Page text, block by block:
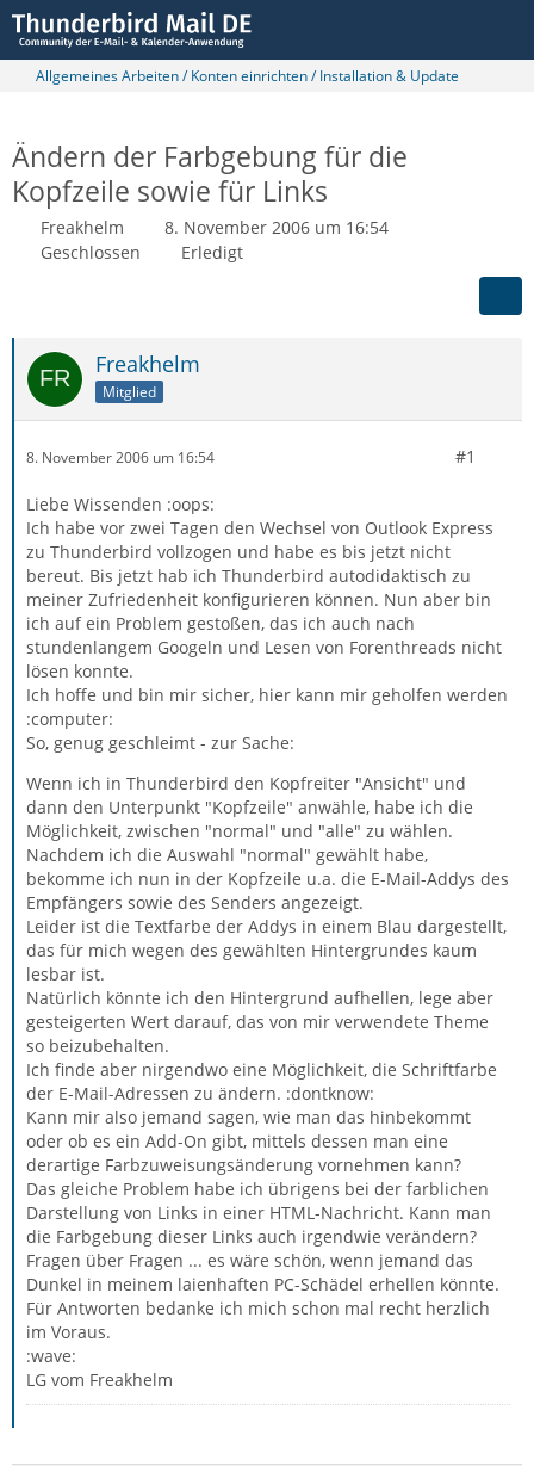
Allgemeines Arbeiten / Konten einrichten / Installation & Update
Ändern der Farbgebung für die
Kopfzeile sowie für Links
Freakhelm
8. November 2006 um 16:54
Geschlossen
Erledigt
Freakhelm
Mitglied
8. November 2006 um 16:54 #1
Liebe Wissenden :oops:
Ich habe vor zwei Tagen den Wechsel von Outlook Express
zu Thunderbird vollzogen und habe es bis jetzt nicht
bereut. Bis jetzt hab ich Thunderbird autodidaktisch zu
meiner Zufriedenheit konfigurieren können. Nun aber bin
ich auf ein Problem gestoßen, das ich auch nach
stundenlangem Googeln und Lesen von Forenthreads nicht
lösen konnte.
Ich hoffe und bin mir sicher, hier kann mir geholfen werden
:computer:
So, genug geschleimt - zur Sache:
Wenn ich in Thunderbird den Kopfreiter "Ansicht" und
dann den Unterpunkt "Kopfzeile" anwähle, habe ich die
Möglichkeit, zwischen "normal" und "alle" zu wählen.
Nachdem ich die Auswahl "normal" gewählt habe,
bekomme ich nun in der Kopfzeile u.a. die E-Mail-Addys des
Empfängers sowie des Senders angezeigt.
Leider ist die Textfarbe der Addys in einem Blau dargestellt,
das für mich wegen des gewählten Hintergrundes kaum
lesbar ist.
Natürlich könnte ich den Hintergrund aufhellen, lege aber
gesteigerten Wert darauf, das von mir verwendete Theme
so beizubehalten.
Ich finde aber nirgendwo eine Möglichkeit, die Schriftfarbe
der E-Mail-Adressen zu ändern. :dontknow:
Kann mir also jemand sagen, wie man das hinbekommt
oder ob es ein Add-On gibt, mittels dessen man eine
derartige Farbzuweisungsänderung vornehmen kann?
Das gleiche Problem habe ich übrigens bei der farblichen
Darstellung von Links in einer HTML-Nachricht. Kann man
die Farbgebung dieser Links auch irgendwie verändern?
Fragen über Fragen ... es wäre schön, wenn jemand das
Dunkel in meinem laienhaften PC-Schädel erhellen könnte.
Für Antworten bedanke ich mich schon mal recht herzlich
im Voraus.
:wave:
LG vom Freakhelm